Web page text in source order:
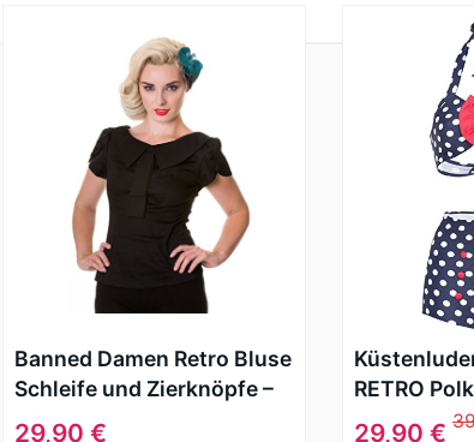
Banned Damen Retro Bluse
Schleife und Zierknöpfe –
Collar & Tie Rockabilly
29,90 €
RETRO
Bow Pin Up
29,90 €